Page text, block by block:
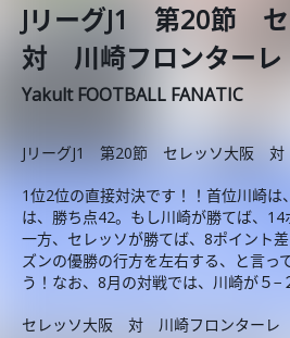
JリーグJ1 第20節
対 川崎フロンターレ
Yakult FOOTBALL FANATIC
JリーグJ1 第20節 セレッソ大阪 対
1位2位の直接対決です！！首位川崎は
は、勝ち点42。もし川崎が勝てば、14
一方、セレッソが勝てば、8ポイント
ズンの優勝の行方を左右する、と言っ
う！なお、8月の対戦では、川崎が５−
セレッソ大阪 対 川崎フロンターレ